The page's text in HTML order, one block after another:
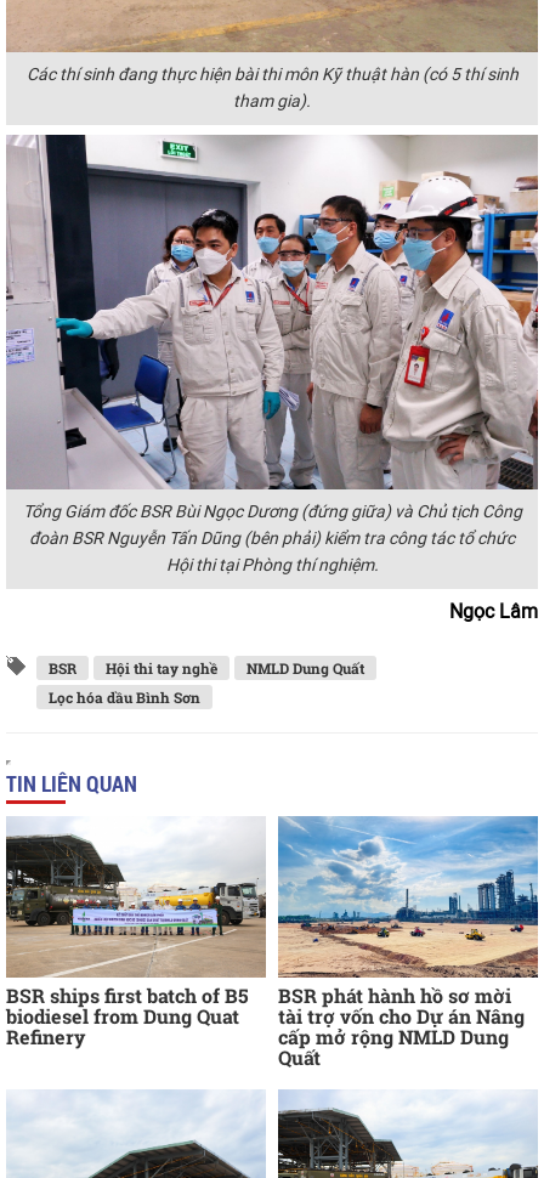
Các thí sinh đang thực hiện bài thi môn Kỹ thuật hàn (có 5 thí sinh
tham gia).
Tổng Giám đốc BSR Bùi Ngọc Dương (đứng giữa) và Chủ tịch Công
đoàn BSR Nguyễn Tấn Dũng (bên phải) kiểm tra công tác tổ chức
Hội thi tại Phòng thí nghiệm.
Ngọc Lâm
BSR Hội thi tay nghề
NMLD Dung Quất
Lọc hóa dầu Bình Sơn
TIN LIÊN QUAN
BSR ships first batch of B5
biodiesel from Dung Quat
Refinery
BSR phát hành hồ sơ mời
tài trợ vốn cho Dự án Nâng
cấp mở rộng NMLD Dung
Quất